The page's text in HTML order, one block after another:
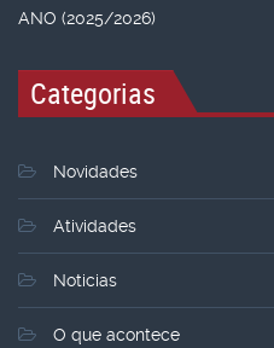
ANO (2025/2026)
Categorias
Novidades
Atividades
Noticias
O que acontece